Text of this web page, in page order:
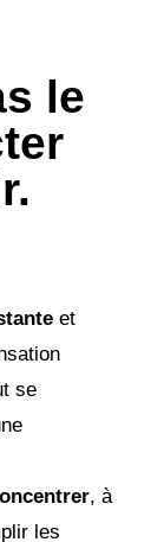
le
et
se
, à
les